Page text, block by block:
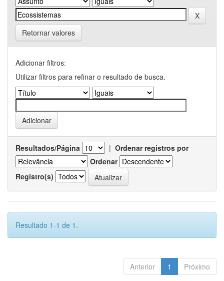
Retornar valores
Adicionar filtros:
Utilizar filtros para refinar o resultado de busca.
Resultados/Página | Ordenar registros por
Ordenar
Registro(s)
Resultado 1-1 de 1.
Anterior 1 Próximo